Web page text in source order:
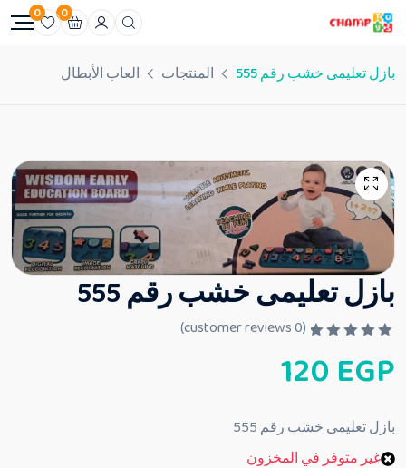
0
0
بازل تعليمى خشب رقم 555 المنتجات العاب الأبطال
بازل تعليمى خشب رقم 555
م
ا
ي
م
(
0
120 EGP
بازل تعليمى خشب رقم 555
غير متوفر في المخزون